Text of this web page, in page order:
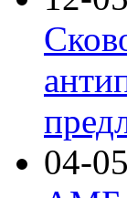
04-